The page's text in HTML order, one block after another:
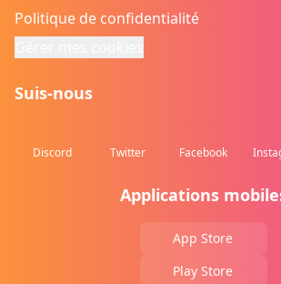
Politique de confidentialité
Suis-nous
Discord Twitter Facebook
Applications
App Store
Play Store